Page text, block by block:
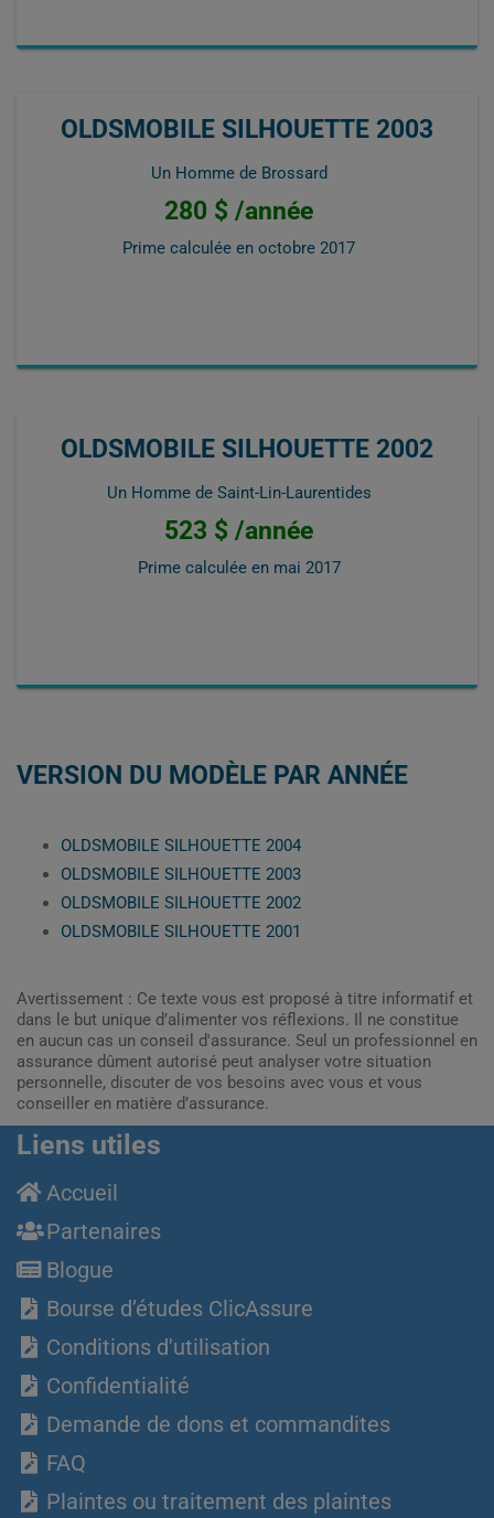
OLDSMOBILE SILHOUETTE 2003
Un Homme de Brossard
280 $ /année
Prime calculée en octobre 2017
OLDSMOBILE SILHOUETTE 2002
Un Homme de Saint-Lin-Laurentides
523 $ /année
Prime calculée en mai 2017
VERSION DU MODÈLE PAR ANNÉE
OLDSMOBILE SILHOUETTE 2004
OLDSMOBILE SILHOUETTE 2003
OLDSMOBILE SILHOUETTE 2002
OLDSMOBILE SILHOUETTE 2001
Avertissement : Ce texte vous est proposé à titre informatif et
dans le but unique d’alimenter vos réflexions. Il ne constitue
en aucun cas un conseil d'assurance. Seul un professionnel en
assurance dûment autorisé peut analyser votre situation
personnelle, discuter de vos besoins avec vous et vous
conseiller en matière d’assurance.
Liens utiles
Accueil
Partenaires
Blogue
Bourse d’études ClicAssure
Conditions d'utilisation
Confidentialité
Demande de dons et commandites
FAQ
Plaintes ou traitement des plaintes